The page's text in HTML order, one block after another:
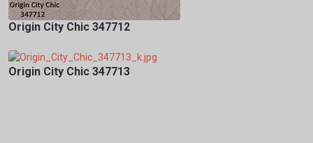
Origin City Chic 347712
Origin City Chic 347713